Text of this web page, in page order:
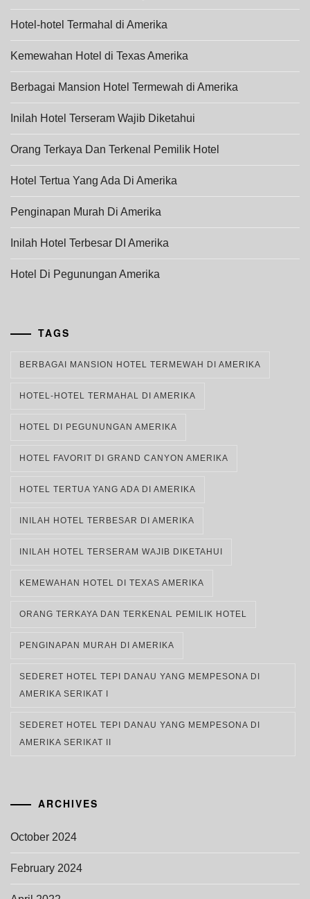
Hotel-hotel Termahal di Amerika
Kemewahan Hotel di Texas Amerika
Berbagai Mansion Hotel Termewah di Amerika
Inilah Hotel Terseram Wajib Diketahui
Orang Terkaya Dan Terkenal Pemilik Hotel
Hotel Tertua Yang Ada Di Amerika
Penginapan Murah Di Amerika
Inilah Hotel Terbesar DI Amerika
Hotel Di Pegunungan Amerika
TAGS
BERBAGAI MANSION HOTEL TERMEWAH DI AMERIKA
HOTEL-HOTEL TERMAHAL DI AMERIKA
HOTEL DI PEGUNUNGAN AMERIKA
HOTEL FAVORIT DI GRAND CANYON AMERIKA
HOTEL TERTUA YANG ADA DI AMERIKA
INILAH HOTEL TERBESAR DI AMERIKA
INILAH HOTEL TERSERAM WAJIB DIKETAHUI
KEMEWAHAN HOTEL DI TEXAS AMERIKA
ORANG TERKAYA DAN TERKENAL PEMILIK HOTEL
PENGINAPAN MURAH DI AMERIKA
SEDERET HOTEL TEPI DANAU YANG MEMPESONA DI
AMERIKA SERIKAT I
SEDERET HOTEL TEPI DANAU YANG MEMPESONA DI
AMERIKA SERIKAT II
ARCHIVES
October 2024
February 2024